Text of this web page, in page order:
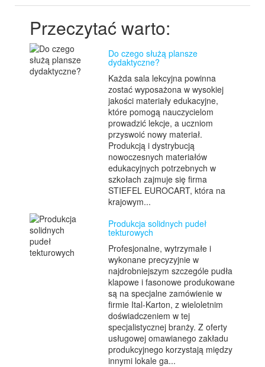
Przeczytać warto:
Do czego służą plansze
dydaktyczne?
Każda sala lekcyjna powinna
zostać wyposażona w wysokiej
jakości materiały edukacyjne,
które pomogą nauczycielom
prowadzić lekcje, a uczniom
przyswoić nowy materiał.
Produkcją i dystrybucją
nowoczesnych materiałów
edukacyjnych potrzebnych w
szkołach zajmuje się firma
STIEFEL EUROCART, która na
krajowym...
Produkcja solidnych pudeł
tekturowych
Profesjonalne, wytrzymałe i
wykonane precyzyjnie w
najdrobniejszym szczególe pudła
klapowe i fasonowe produkowane
są na specjalne zamówienie w
firmie Ital-Karton, z wieloletnim
doświadczeniem w tej
specjalistycznej branży. Z oferty
usługowej omawianego zakładu
produkcyjnego korzystają między
innymi lokale ga...